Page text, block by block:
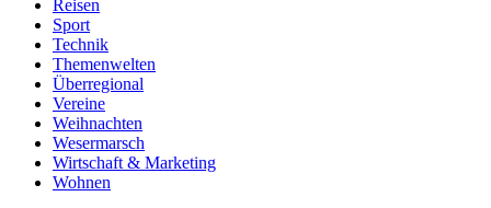
Reisen
Sport
Technik
Themenwelten
Überregional
Vereine
Weihnachten
Wesermarsch
Wirtschaft & Marketing
Wohnen